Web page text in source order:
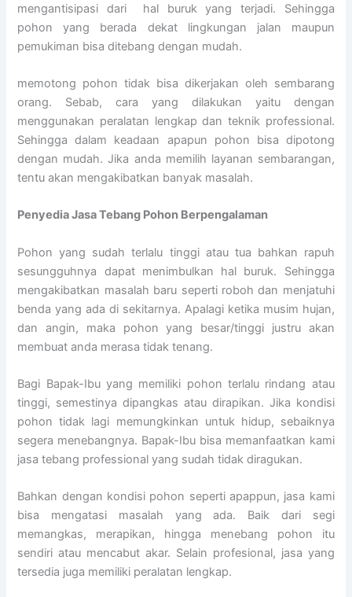
mengantisipasi dari hal buruk yang terjadi. Sehingga
pohon yang berada dekat lingkungan jalan maupun
pemukiman bisa ditebang dengan mudah.
memotong pohon tidak bisa dikerjakan oleh sembarang
orang. Sebab, cara yang dilakukan yaitu dengan
menggunakan peralatan lengkap dan teknik professional.
Sehingga dalam keadaan apapun pohon bisa dipotong
dengan mudah. Jika anda memilih layanan sembarangan,
tentu akan mengakibatkan banyak masalah.
PenyediaJasa Tebang Pohon Berpengalaman
Pohon yang sudah terlalu tinggi atau tua bahkan rapuh
sesungguhnya dapat menimbulkan hal buruk. Sehingga
mengakibatkan masalah baru seperti roboh dan menjatuhi
benda yang ada di sekitarnya. Apalagi ketika musim hujan,
dan angin, maka pohon yang besar/tinggi justru akan
membuat anda merasa tidak tenang.
Bagi Bapak-Ibu yang memiliki pohon terlalu rindang atau
tinggi, semestinya dipangkas atau dirapikan. Jika kondisi
pohon tidak lagi memungkinkan untuk hidup, sebaiknya
segera menebangnya. Bapak-Ibu bisa memanfaatkan kami
jasa tebang professional yang sudah tidak diragukan.
Bahkan dengan kondisi pohon seperti apappun, jasa kami
bisa mengatasi masalah yang ada. Baik dari segi
memangkas, merapikan, hingga menebang pohon itu
sendiri atau mencabut akar. Selain profesional, jasa yang
tersedia juga memiliki peralatan lengkap.